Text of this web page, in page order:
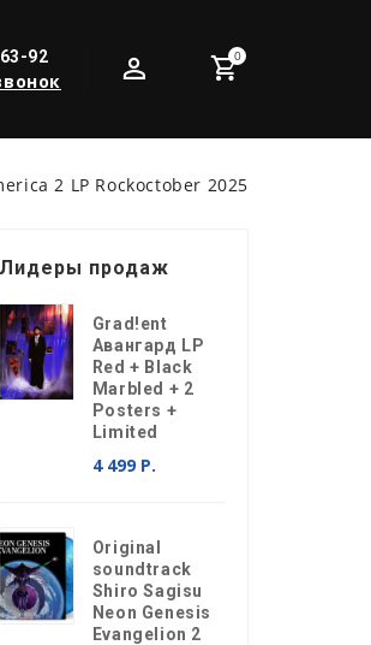
0
92
2 LP Rockoctober 2025
Лидеры продаж
Grad!ent
Авангард LP
Red + Black
Marbled + 2
Posters +
Limited
4 499 Р.
Original
soundtrack
Shiro Sagisu
Neon Genesis
Evangelion 2